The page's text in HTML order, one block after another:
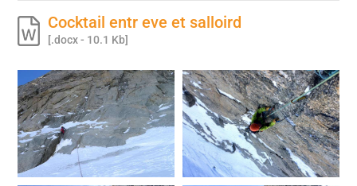
Cocktail entr eve et salloird
[.docx - 10.1 Kb]